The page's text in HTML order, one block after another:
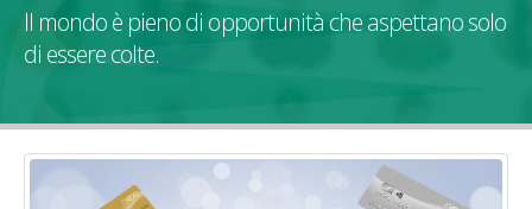
Il mondo è pieno di opportunità che aspettano solo
di essere colte.